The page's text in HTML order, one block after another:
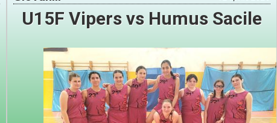
U15F Vipers vs Humus Sacile